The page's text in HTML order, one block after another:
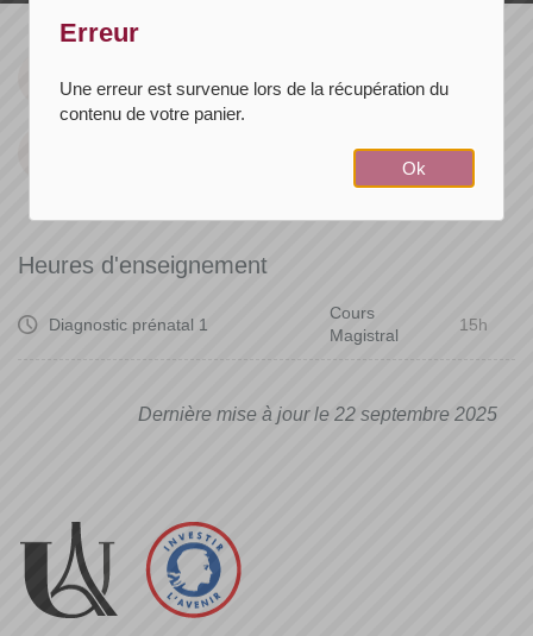
3 crédits
UFR de Médecine
Semestre 2
Heures d'enseignement
Diagnostic prénatal 1
Cours
Magistral
15h
Dernière mise à jour le 22 septembre 2025
Erreur
Une erreur est survenue lors de la récupération du
contenu de votre panier.
Ok